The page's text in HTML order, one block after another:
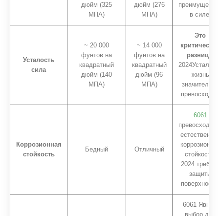
дюйм (325
МПА)
дюйм (276
МПА)
в силе.
Усталость
сила
~ 20 000
фунтов на
квадратный
дюйм (140
МПА)
~ 14 000
фунтов на
квадратный
дюйм (96
МПА)
Это
разница.
жизнь
значительно
Коррозионная
стойкость
Бедный Отличный
6061
превосходно
стойкости;
2024 требует
защиты
6061 Явный
выбор для